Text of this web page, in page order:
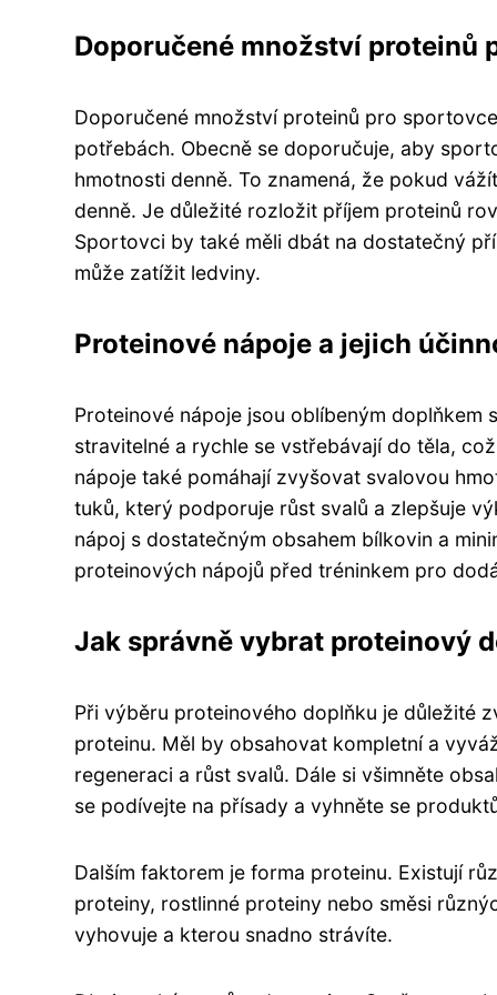
Doporučené množství proteinů
Doporučené množství proteinů pro
potřebách. Obecně se doporučuje, aby
hmotnosti denně. To znamená, že pokud
denně. Je důležité rozložit příjem proteinů
Sportovci by také měli dbát na dostatečný
může zatížit ledviny.
Proteinové nápoje a jejich
Proteinové nápoje jsou oblíbeným
stravitelné a rychle se vstřebávají do těla,
nápoje také pomáhají zvyšovat svalovou
tuků, který podporuje růst svalů a zlepšuje
nápoj s dostatečným obsahem bílkovin a
proteinových nápojů před tréninkem pro
Jak správně vybrat proteinový
Při výběru proteinového doplňku je důležité
proteinu. Měl by obsahovat kompletní a
regeneraci a růst svalů. Dále si všimněte
se podívejte na přísady a vyhněte se
Dalším faktorem je forma proteinu. Existují
proteiny, rostlinné proteiny nebo směsi
vyhovuje a kterou snadno strávíte.